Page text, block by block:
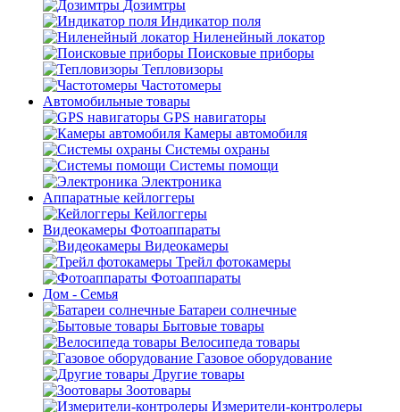
Дозимтры
Индикатор поля
Ниленейный локатор
Поисковые приборы
Тепловизоры
Частотомеры
Автомобильные товары
GPS навигаторы
Камеры автомобиля
Системы охраны
Системы помощи
Электроника
Аппаратные кейлоггеры
Кейлоггеры
Видеокамеры Фотоаппараты
Видеокамеры
Трейл фотокамеры
Фотоаппараты
Дом - Семья
Батареи солнечные
Бытовые товары
Велосипеда товары
Газовое оборудование
Другие товары
Зоотовары
Измерители-контролеры